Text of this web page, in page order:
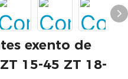
exento de
15-45 ZT 18-